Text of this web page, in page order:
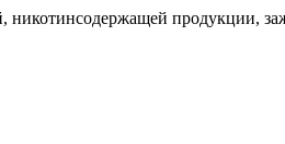
продукции,